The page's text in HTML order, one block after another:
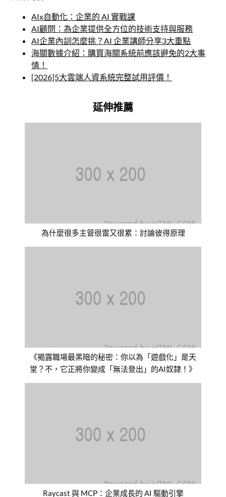
AIx自動化：企業的 AI 實戰課
AI顧問：為企業提供全方位的技術支持與服務
AI企業內訓怎麼挑？AI 企業講師分享3大重點
海關數據介紹：購買海關系統前應該避免的2大事
情！
[2026]5大雲端人資系統完整試用評價！
延伸推薦
為什麼很多主管很雷又很累：討論彼得原理
《揭露職場最黑暗的秘密：你以為「遊戲化」是天
堂？不，它正將你變成「無法登出」的AI奴隸！》
Raycast 與 MCP：企業成長的 AI 驅動引擎